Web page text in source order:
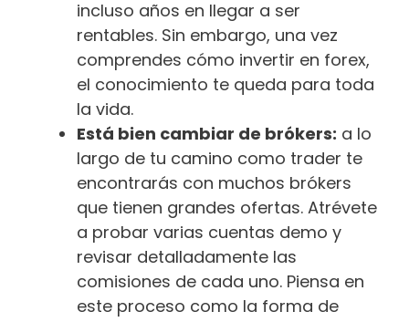
incluso años en llegar a ser
rentables. Sin embargo, una vez
comprendes cómo invertir en forex,
el conocimiento te queda para toda
la vida.
Está bien cambiar de brókers: a lo
largo de tu camino como trader te
encontrarás con muchos brókers
que tienen grandes ofertas. Atrévete
a probar varias cuentas demo y
revisar detalladamente las
comisiones de cada uno. Piensa en
este proceso como la forma de